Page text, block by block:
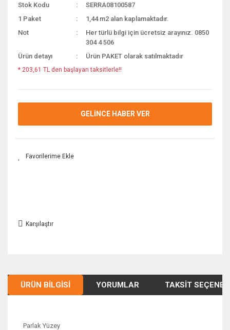
Stok Kodu
SERRA08100587
1 Paket
1,44 m2 alan kaplamaktadır.
Not
Her türlü bilgi için ücretsiz arayınız. 0850
304 4 506
Ürün detayı
Ürün PAKET olarak satılmaktadır
* 203,61 TL den başlayan taksitlerle!!
GELİNCE HABER VER
Karşılaştır
ÜRÜN BILGISI YORUMLAR TAKSIT
Parlak Yüzey